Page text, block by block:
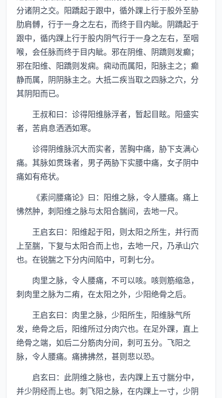
分诸阴之交。阳蹻起于跟中，循外踝上行于股外至胁
肋肩髆，行于一身之左右，而终于目内眦。阴蹻起于
跟中，循内踝上行于股内阴气行于一身之左右，至咽
喉，会任脉而终于目内眦。邪在阴维、阴蹻则发癫；
邪在阳维、阳蹻则发痫。痫动而属阳，阳脉主之；癫
静而属，阴阴脉主之。大抵二疾当取之四脉之穴，分
其阴阳而已。
王叔和曰：诊得阳维脉浮者，暂起目眩。阳盛实
者，苦肩息洒洒如寒。
诊得阴维脉沉大而实者，苦胸中痛，胁下支满心
痛。其脉如贯珠者，男子两胁下实腰中痛，女子阴中
痛如有疮状。
《素问腰痛论》曰：阳维之脉，令人腰痛。痛上
怫然肿，刺阳维之脉与太阳合腨间，去地一尺。
王启玄曰：阳维起于阳，则太阳之所生，并行而
上至腨，下复与太阳合而上也，去地一尺，乃承山穴
也。在锐腨之下分内间陷中，可刺七分。
肉里之脉，令人腰痛，不可以咳。咳则筋缩急，
刺肉里之脉为二痏，在太阳之外，少阳绝骨之后。
王启玄曰：肉里之脉，少阳所生，阳维脉气所
发，绝骨之后，阳维所过分肉穴也。在足外踝，直上
绝骨之端，如后二分筋肉分间，刺可五分。飞阳之
脉，令人腰痛。痛拂拂然，甚则悲以恐。
启玄曰：此阴维之脉也，去内踝上五寸腨分中，
并少阴经而上也。刺飞阳之脉，在内踝上一寸，少阴